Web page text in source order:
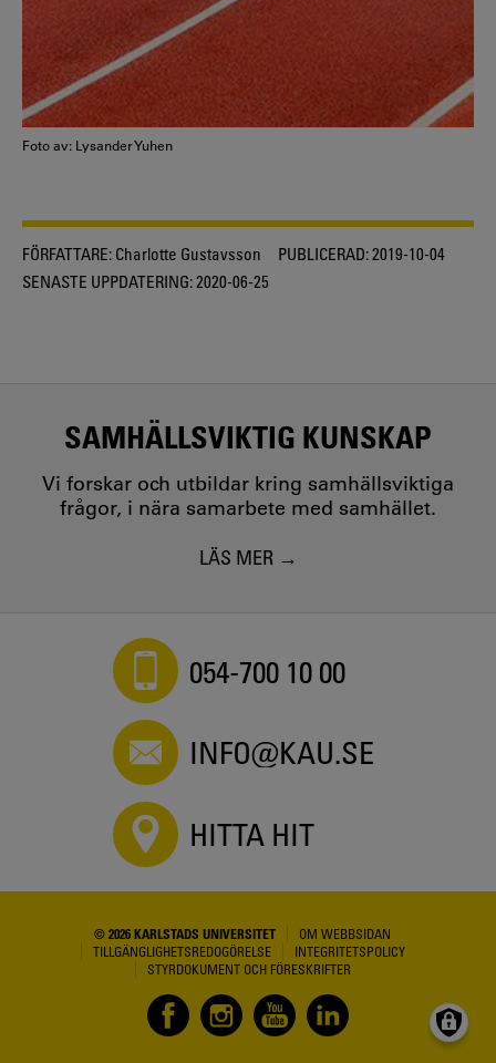
Foto av: Lysander Yuhen
FÖRFATTARE: Charlotte Gustavsson PUBLICERAD:2019-10-04
SENASTE UPPDATERING:2020-06-25
SAMHÄLLSVIKTIG KUNSKAP
Vi forskar och utbildar kring samhällsviktiga
frågor, i nära samarbete med samhället.
LÄS MER
054-700 10 00
INFO@KAU.SE
HITTA HIT
© 2026 KARLSTADS UNIVERSITET
OM WEBBSIDAN
TILLGÄNGLIGHETSREDOGÖRELSE
INTEGRITETSPOLICY
STYRDOKUMENT OCH FÖRESKRIFTER